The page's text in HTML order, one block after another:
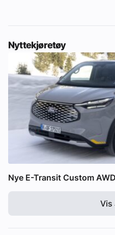
Nyttekjøretøy
Nye E-Transit Custom
Vis